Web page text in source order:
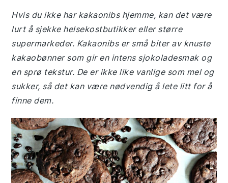
Hvis du ikke har kakaonibs hjemme, kan det være
lurt å sjekke helsekostbutikker eller større
supermarkeder. Kakaonibs er små biter av knuste
kakaobønner som gir en intens sjokoladesmak og
en sprø tekstur. De er ikke like vanlige som mel og
sukker, så det kan være nødvendig å lete litt for å
finne dem.